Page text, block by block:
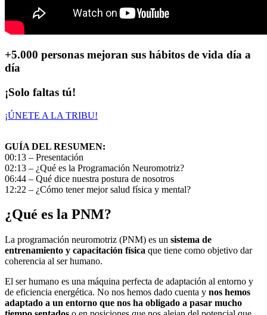
+5.000 personas mejoran sus hábitos de vida día a
día
¡Solo faltas tú!
¡ÚNETE A LA TRIBU!
GUÍA DEL RESUMEN:
00:13 – Presentación
02:13 – ¿Qué es la Programación Neuromotriz?
06:44 – Qué dice nuestra postura de nosotros
12:22 – ¿Cómo tener mejor salud física y mental?
¿Qué es la PNM?
La programación neuromotriz (PNM) es un sistema de
entrenamiento y capacitación física que tiene como objetivo dar
coherencia al ser humano.
El ser humano es una máquina perfecta de adaptación al entorno y
de eficiencia energética. No nos hemos dado cuenta y nos hemos
adaptado a un entorno que nos ha obligado a pasar mucho